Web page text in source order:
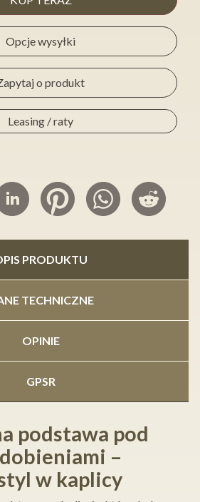
Opcje wysyłki
o produkt
Leasing / raty
PRODUKTU
TECHNICZNE
OPINIE
GPSR
podstawa pod
–
w kaplicy